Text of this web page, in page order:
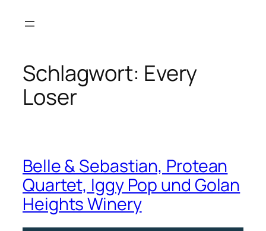
Inhalt
Schlagwort: Every
Loser
Belle & Sebastian, Protean
Quartet, Iggy Pop und Golan
Heights Winery